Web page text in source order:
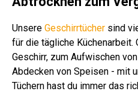
Unsere Geschirrtücher sind
für die tägliche Küchenarbeit.
Geschirr, zum Aufwischen
Abdecken von Speisen - mit
Tüchern hast du immer das